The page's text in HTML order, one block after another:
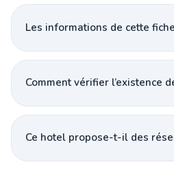
Les informations de cette
Comment vérifier l’existence
Ce hotel propose-t-il des